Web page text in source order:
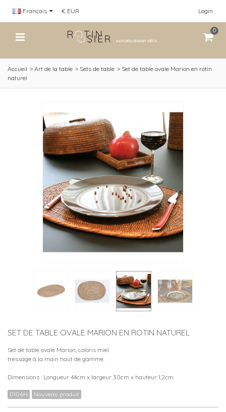
Français Login
€ EUR
0
Accueil > Art de la table > Sets de table > Set de table ovale Marion en rotin
naturel
SET DE TABLE OVALE MARION EN ROTIN NATUREL
Set de table ovale Marion, coloris miel
tressage à la main haut de gamme.
Dimensions : Longueur 44cm x largeur 30cm x hauteur 1,2cm
0106H Nouveau produit